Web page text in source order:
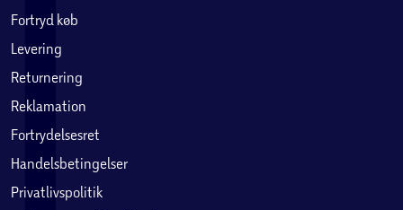
Fortryd køb
Levering
Returnering
Reklamation
Fortrydelsesret
Handelsbetingelser
Privatlivspolitik